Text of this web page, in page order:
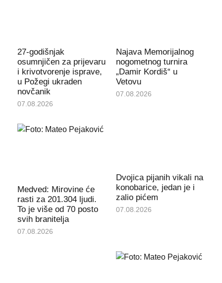
27-godišnjak
osumnjičen za prijevaru
i krivotvorenje isprave,
u Požegi ukraden
novčanik
07.08.2026
Najava Memorijalnog
nogometnog turnira
„Damir Kordiš“ u
Vetovu
07.08.2026
Medved: Mirovine će
rasti za 201.304 ljudi.
To je više od 70 posto
svih branitelja
07.08.2026
Dvojica pijanih vikali na
konobarice, jedan je i
zalio pićem
07.08.2026